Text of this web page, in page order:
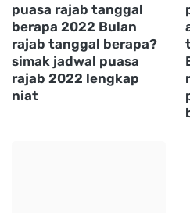
puasa rajab tanggal
berapa 2022 Bulan
rajab tanggal berapa?
simak jadwal puasa
rajab 2022 lengkap
niat